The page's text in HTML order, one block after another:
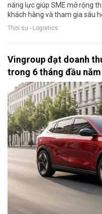
năng lực giúp SME mở rộng
khách hàng và tham gia sâu
Thời sự - Logistics
Vingroup đạt doanh
trong 6 tháng đầu